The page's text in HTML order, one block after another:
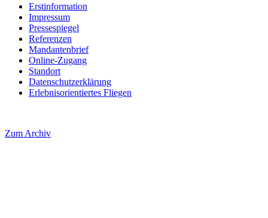
Erstinformation
Impressum
Pressespiegel
Referenzen
Mandantenbrief
Online-Zugang
Standort
Datenschutzerklärung
Erlebnisorientiertes Fliegen
Zum Archiv